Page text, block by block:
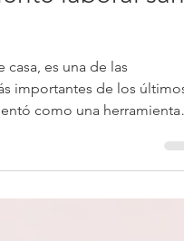
laboral
casa, es una de las
como una herramienta